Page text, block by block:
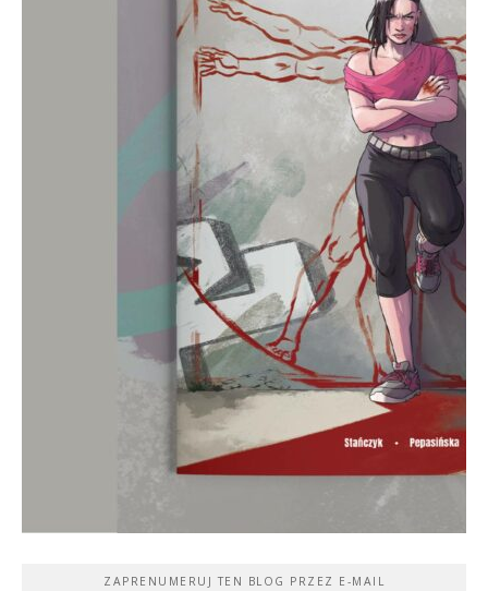
ZAPRENUMERUJ TEN BLOG PRZEZ E-MAIL